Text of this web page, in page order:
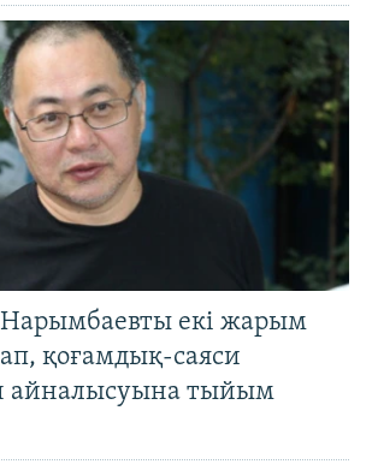
екі жарым
қоғамдық-саяси
айналысуына тыйым